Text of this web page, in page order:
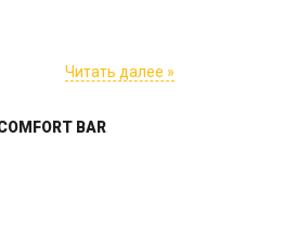
Читать далее »
BAR